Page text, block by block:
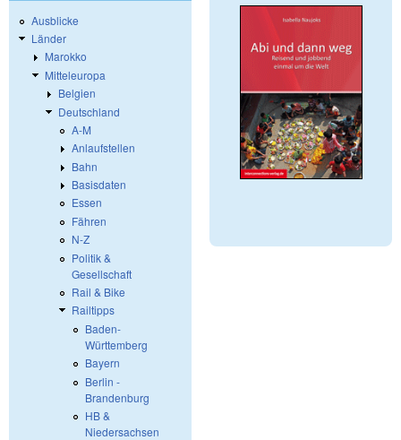
Ausblicke
Länder
Marokko
Mitteleuropa
Belgien
Deutschland
A-M
Anlaufstellen
Bahn
Basisdaten
Essen
Fähren
N-Z
Politik &
Gesellschaft
Rail & Bike
Railtipps
Baden-
Württemberg
Bayern
Berlin -
Brandenburg
HB &
Niedersachsen